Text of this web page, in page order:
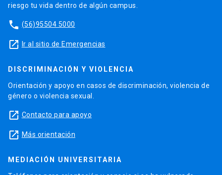
riesgo tu vida dentro de algún campus.
phone (56)95504 5000
launch Ir al sitio de Emergencias
DISCRIMINACIÓN Y VIOLENCIA
Orientación y apoyo en casos de discriminación, violencia de
género o violencia sexual.
launch Contacto para apoyo
launch Más orientación
MEDIACIÓN UNIVERSITARIA